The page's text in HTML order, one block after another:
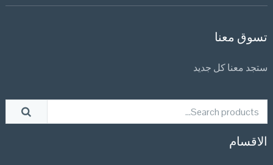
تسوق معنا
ستجد معنا كل جديد
الاقسام